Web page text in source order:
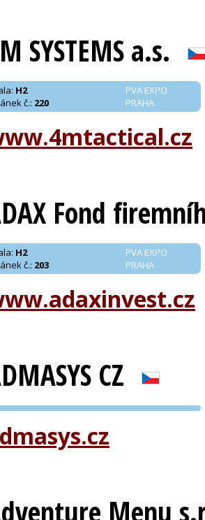
SYSTEMS a.s.
PVA EXPO
PRAHA
: H2
č.: 220
Fond
PVA EXPO
PRAHA
: H2
č.: 203
CZ
PVA EXPO
Menu